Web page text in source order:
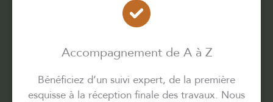
Accompagnement de A à Z
Bénéficiez d’un suivi expert, de la première
esquisse à la réception finale des travaux. Nous